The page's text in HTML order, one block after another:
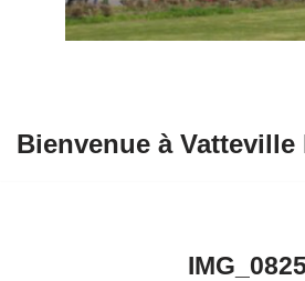
Bienvenue à Vatteville